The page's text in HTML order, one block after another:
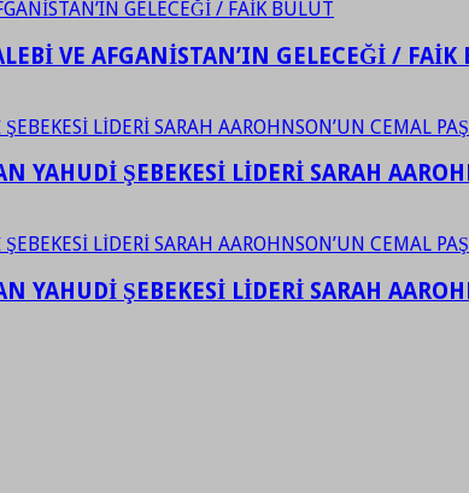
VE AFGANİSTAN’IN GELECEĞİ / FAİK
YAHUDİ ŞEBEKESİ LİDERİ SARAH
YAHUDİ ŞEBEKESİ LİDERİ SARAH